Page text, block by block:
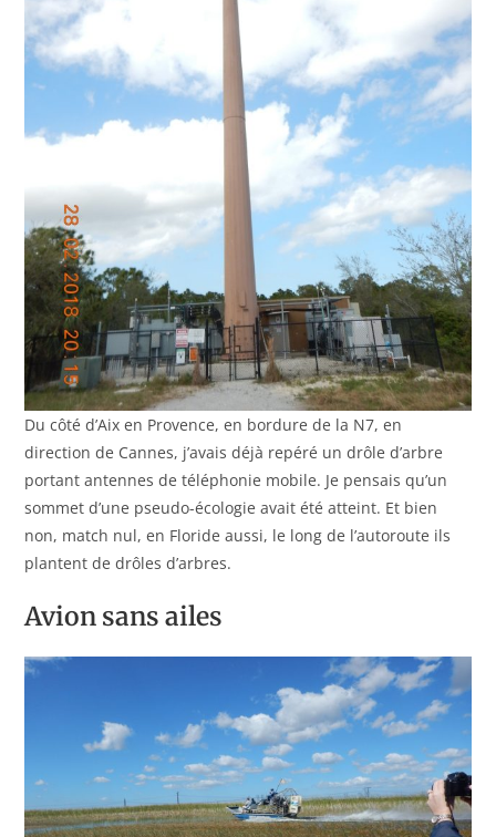
Du côté d’Aix en Provence, en bordure de la N7, en
direction de Cannes, j’avais déjà repéré un drôle d’arbre
portant antennes de téléphonie mobile. Je pensais qu’un
sommet d’une pseudo-écologie avait été atteint. Et bien
non, match nul, en Floride aussi, le long de l’autoroute ils
plantent de drôles d’arbres.
Avion sans ailes